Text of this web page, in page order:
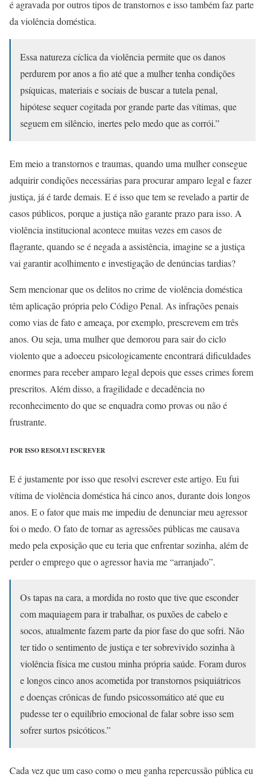
é agravada por outros tipos de transtornos e isso também faz parte
da violência doméstica.
Essa natureza cíclica da violência permite que os danos
perdurem por anos a fio até que a mulher tenha condições
psíquicas, materiais e sociais de buscar a tutela penal,
hipótese sequer cogitada por grande parte das vítimas, que
seguem em silêncio, inertes pelo medo que as corrói.”
Em meio a transtornos e traumas, quando uma mulher consegue
adquirir condições necessárias para procurar amparo legal e fazer
justiça, já é tarde demais. E é isso que tem se revelado a partir de
casos públicos, porque a justiça não garante prazo para isso. A
violência institucional acontece muitas vezes em casos de
flagrante, quando se é negada a assistência, imagine se a justiça
vai garantir acolhimento e investigação de denúncias tardias?
Sem mencionar que os delitos no crime de violência doméstica
têm aplicação própria pelo Código Penal. As infrações penais
como vias de fato e ameaça, por exemplo, prescrevem em três
anos. Ou seja, uma mulher que demorou para sair do ciclo
violento que a adoeceu psicologicamente encontrará dificuldades
enormes para receber amparo legal depois que esses crimes forem
prescritos. Além disso, a fragilidade e decadência no
reconhecimento do que se enquadra como provas ou não é
frustrante.
POR ISSO RESOLVI ESCREVER
E é justamente por isso que resolvi escrever este artigo. Eu fui
vítima de violência doméstica há cinco anos, durante dois longos
anos. E o fator que mais me impediu de denunciar meu agressor
foi o medo. O fato de tornar as agressões públicas me causava
medo pela exposição que eu teria que enfrentar sozinha, além de
perder o emprego que o agressor havia me “arranjado”.
Os tapas na cara, a mordida no rosto que tive que esconder
com maquiagem para ir trabalhar, os puxões de cabelo e
socos, atualmente fazem parte da pior fase do que sofri. Não
ter tido o sentimento de justiça e ter sobrevivido sozinha à
violência física me custou minha própria saúde. Foram duros
e longos cinco anos acometida por transtornos psiquiátricos
e doenças crônicas de fundo psicossomático até que eu
pudesse ter o equilíbrio emocional de falar sobre isso sem
sofrer surtos psicóticos.”
Cada vez que um caso como o meu ganha repercussão pública eu